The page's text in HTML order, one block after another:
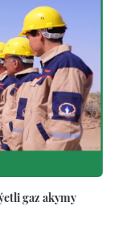
gaz akymy